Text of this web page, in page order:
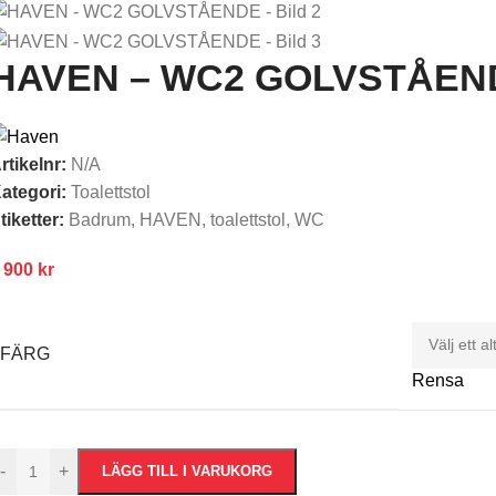
– WC2
N/A
Toalettstol
Badrum, HAVEN , toalettstol , WC
900 kr
FÄRG
Rensa
- + LÄGG TILL I VARUKORG